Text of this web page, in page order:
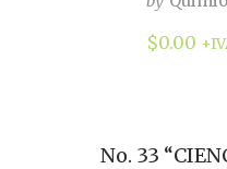
$0.00
No. 33